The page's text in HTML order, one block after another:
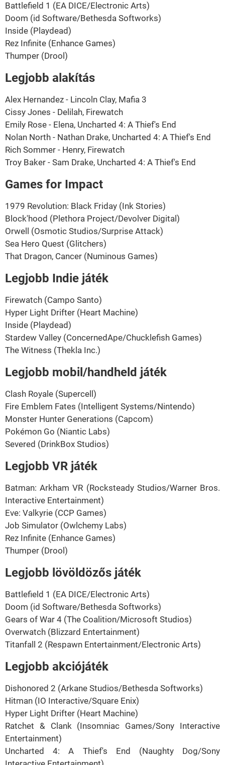
Battlefield 1 (EA DICE/Electronic Arts)
Doom (id Software/Bethesda Softworks)
Inside (Playdead)
Rez Infinite (Enhance Games)
Thumper (Drool)
Legjobb alakítás
Alex Hernandez - Lincoln Clay, Mafia 3
Cissy Jones - Delilah, Firewatch
Emily Rose - Elena, Uncharted 4: A Thief's End
Nolan North - Nathan Drake, Uncharted 4: A Thief's End
Rich Sommer - Henry, Firewatch
Troy Baker - Sam Drake, Uncharted 4: A Thief's End
Games for Impact
1979 Revolution: Black Friday (Ink Stories)
Block'hood (Plethora Project/Devolver Digital)
Orwell (Osmotic Studios/Surprise Attack)
Sea Hero Quest (Glitchers)
That Dragon, Cancer (Numinous Games)
Legjobb Indie játék
Firewatch (Campo Santo)
Hyper Light Drifter (Heart Machine)
Inside (Playdead)
Stardew Valley (ConcernedApe/Chucklefish Games)
The Witness (Thekla Inc.)
Legjobb mobil/handheld játék
Clash Royale (Supercell)
Fire Emblem Fates (Intelligent Systems/Nintendo)
Monster Hunter Generations (Capcom)
Pokémon Go (Niantic Labs)
Severed (DrinkBox Studios)
Legjobb VR játék
Batman: Arkham VR (Rocksteady Studios/Warner Bros.
Interactive Entertainment)
Eve: Valkyrie (CCP Games)
Job Simulator (Owlchemy Labs)
Rez Infinite (Enhance Games)
Thumper (Drool)
Legjobb lövöldözős játék
Battlefield 1 (EA DICE/Electronic Arts)
Doom (id Software/Bethesda Softworks)
Gears of War 4 (The Coalition/Microsoft Studios)
Overwatch (Blizzard Entertainment)
Titanfall 2 (Respawn Entertainment/Electronic Arts)
Legjobb akciójáték
Dishonored 2 (Arkane Studios/Bethesda Softworks)
Hitman (IO Interactive/Square Enix)
Hyper Light Drifter (Heart Machine)
Ratchet & Clank (Insomniac Games/Sony Interactive
Entertainment)
Uncharted 4: A Thief's End (Naughty Dog/Sony